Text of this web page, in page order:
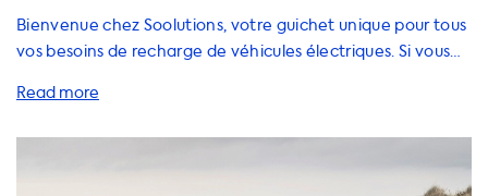
Bienvenue chez Soolutions, votre guichet unique pour tous
vos besoins de recharge de véhicules électriques. Si vous
endroit pour trouver des solutions de recharge à domicile
charge maximale est de 3,7 kW pour une phase de 16A et